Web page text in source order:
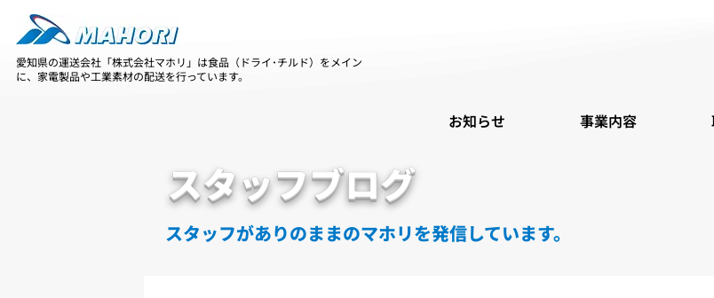
愛知県の運送会社「株式会社マホリ」は食品（ドライ･チルド）をメイン
に、家電製品や工業素材の配送を行っています。
お知らせ 事業内容
スタッフブログ
スタッフがありのままのマホリを発信しています。